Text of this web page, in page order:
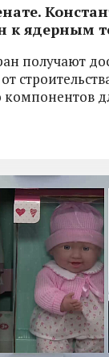
к ядерным
получают
компонентов